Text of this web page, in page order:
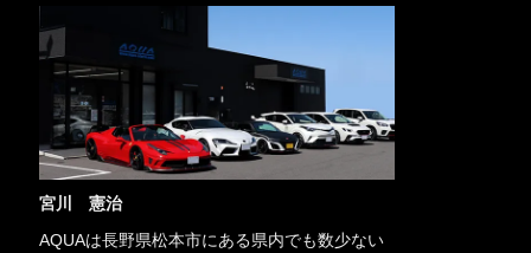
宮川 憲治
AQUAは長野県松本市にある県内でも数少ない